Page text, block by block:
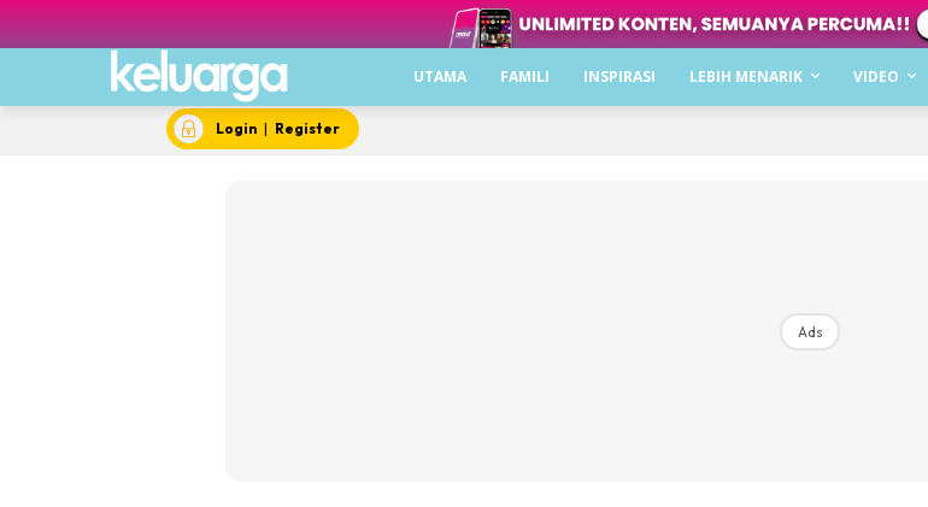
UTAMA FAMILI INSPIRASI LEBIH MENARIK VIDEO
Login | Register
Ads